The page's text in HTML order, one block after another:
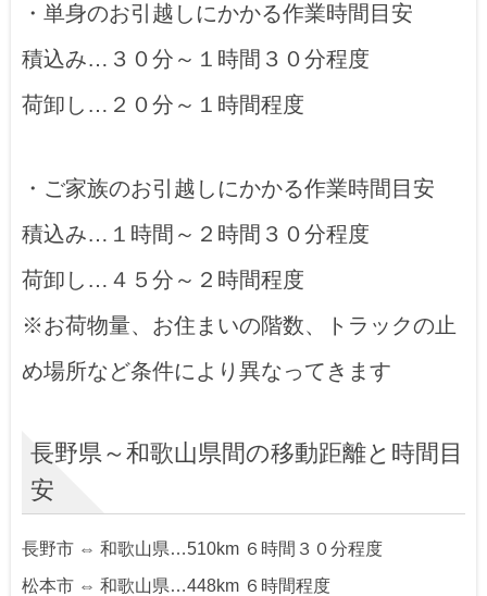
・単身のお引越しにかかる作業時間目安
積込み…３０分～１時間３０分程度
荷卸し…２０分～１時間程度
・ご家族のお引越しにかかる作業時間目安
積込み…１時間～２時間３０分程度
荷卸し…４５分～２時間程度
※お荷物量、お住まいの階数、トラックの止
め場所など条件により異なってきます
長野県～和歌山県間の移動距離と時間目
安
長野市 ⇔ 和歌山県…510km ６時間３０分程度
松本市 ⇔ 和歌山県…448km ６時間程度